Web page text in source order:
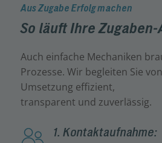
Aus Zugabe Erfolg machen
So läuft Ihre
Auch einfache Mechaniken
Prozesse. Wir begleiten Sie
Umsetzung effizient,
transparent und zuverlässig.
1. Kontaktaufnahme: